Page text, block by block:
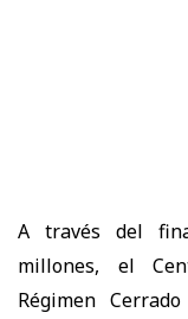
A través del
millones, el
Régimen